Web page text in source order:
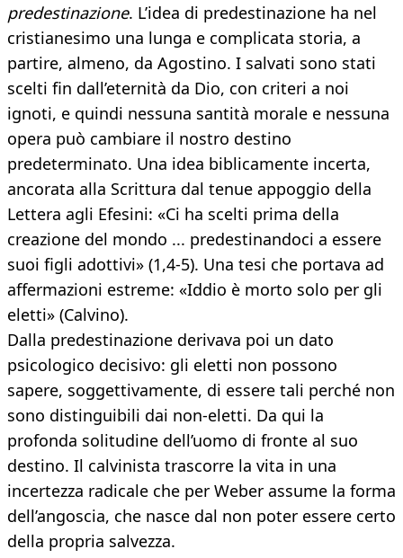
predestinazione. L’idea di predestinazione ha nel
cristianesimo una lunga e complicata storia, a
partire, almeno, da Agostino. I salvati sono stati
scelti fin dall’eternità da Dio, con criteri a noi
ignoti, e quindi nessuna santità morale e nessuna
opera può cambiare il nostro destino
predeterminato. Una idea biblicamente incerta,
ancorata alla Scrittura dal tenue appoggio della
Lettera agli Efesini: «Ci ha scelti prima della
creazione del mondo ... predestinandoci a essere
suoi figli adottivi» (1,4-5). Una tesi che portava ad
affermazioni estreme: «Iddio è morto solo per gli
eletti» (Calvino).
Dalla predestinazione derivava poi un dato
psicologico decisivo: gli eletti non possono
sapere, soggettivamente, di essere tali perché non
sono distinguibili dai non-eletti. Da qui la
profonda solitudine dell’uomo di fronte al suo
destino. Il calvinista trascorre la vita in una
incertezza radicale che per Weber assume la forma
dell’angoscia, che nasce dal non poter essere certo
della propria salvezza.